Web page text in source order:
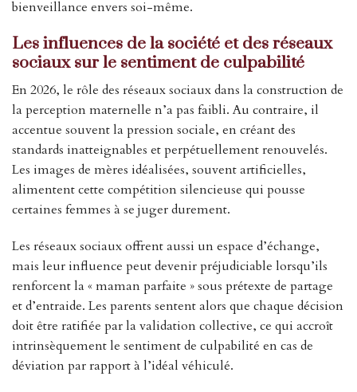
bienveillance envers soi-même.
Les influences de la société et des réseaux
sociaux sur le sentiment de culpabilité
En 2026, le rôle des réseaux sociaux dans la construction de
la perception maternelle n’a pas faibli. Au contraire, il
accentue souvent la pression sociale, en créant des
standards inatteignables et perpétuellement renouvelés.
Les images de mères idéalisées, souvent artificielles,
alimentent cette compétition silencieuse qui pousse
certaines femmes à se juger durement.
Les réseaux sociaux offrent aussi un espace d’échange,
mais leur influence peut devenir préjudiciable lorsqu’ils
renforcent la « maman parfaite » sous prétexte de partage
et d’entraide. Les parents sentent alors que chaque décision
doit être ratifiée par la validation collective, ce qui accroît
intrinsèquement le sentiment de culpabilité en cas de
déviation par rapport à l’idéal véhiculé.